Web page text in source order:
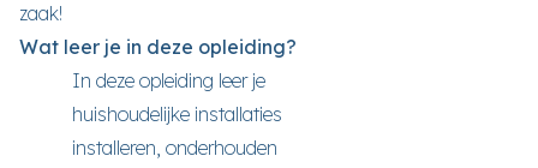
zaak!
Wat leer je in deze opleiding?
In deze opleiding leer je
huishoudelijke installaties
installeren, onderhouden